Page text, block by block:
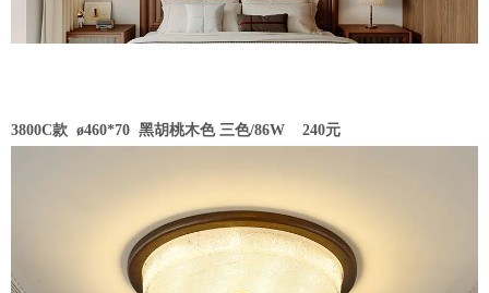
3800C款 ø460*70 黑胡桃木色 三色/86W 240元